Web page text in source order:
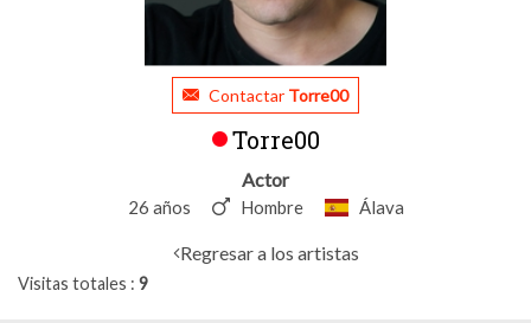
Contactar Torre00
Torre00
Actor
26 años Hombre Álava
Regresar a los artistas
Visitas totales 9